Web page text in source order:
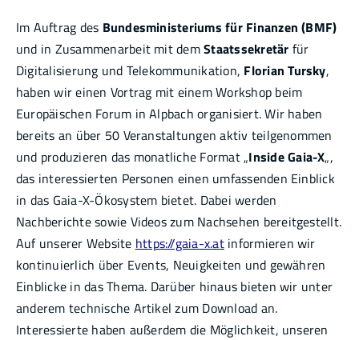
Im Auftrag des Bundesministeriums für Finanzen (BMF)
und in Zusammenarbeit mit demStaatssekretär für
Digitalisierung und Telekommunikation, Florian Tursky,
haben wir einen Vortrag mit einem Workshop beim
Europäischen Forum in Alpbach organisiert. Wir haben
bereits an über 50 Veranstaltungen aktiv teilgenommen
und produzieren das monatliche Format „Inside Gaia-X„,
das interessierten Personen einen umfassenden Einblick
in das Gaia-X-Ökosystem bietet. Dabei werden
Nachberichte sowie Videos zum Nachsehen bereitgestellt.
Auf unserer Website https://gaia-x.atinformieren wir
kontinuierlich über Events, Neuigkeiten und gewähren
Einblicke in das Thema. Darüber hinaus bieten wir unter
anderem technische Artikel zum Download an.
Interessierte haben außerdem die Möglichkeit, unseren